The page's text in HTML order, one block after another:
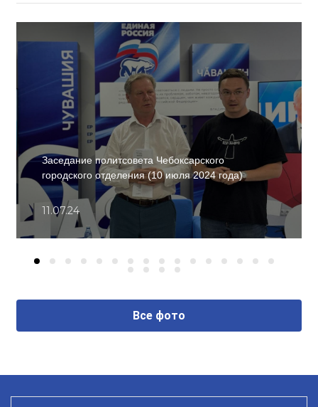
Заседание политсовета Чебоксарского
городского отделения (10 июля 2024 года)
11.07.24
Все фото